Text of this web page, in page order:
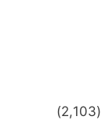
(2,103)